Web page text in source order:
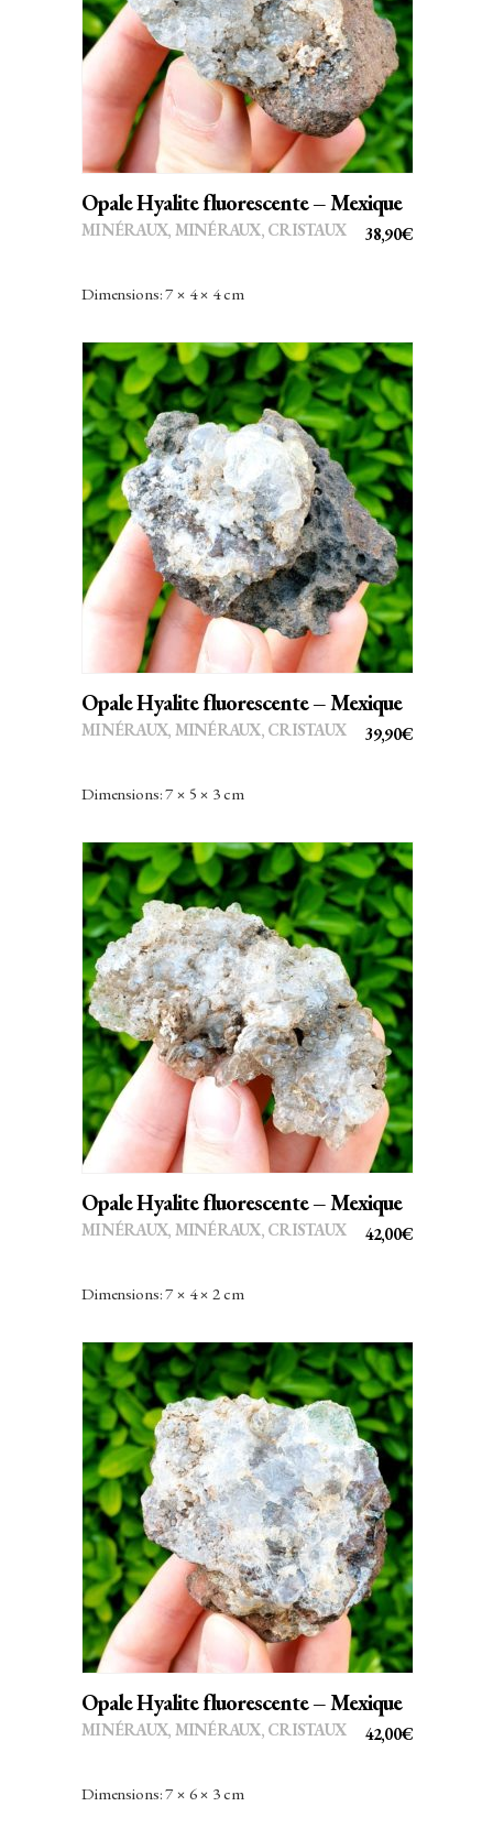
AJOUTER AU PANIER
Opale Hyalite fluorescente – Mexique
38,90€
MINÉRAUX, MINÉRAUX, CRISTAUX
Dimensions: 7 × 4 × 4 cm
AJOUTER AU PANIER
Opale Hyalite fluorescente – Mexique
39,90€
MINÉRAUX, MINÉRAUX, CRISTAUX
Dimensions: 7 × 5 × 3 cm
AJOUTER AU PANIER
Opale Hyalite fluorescente – Mexique
42,00€
MINÉRAUX, MINÉRAUX, CRISTAUX
Dimensions: 7 × 4 × 2 cm
AJOUTER AU PANIER
Opale Hyalite fluorescente – Mexique
42,00€
MINÉRAUX, MINÉRAUX, CRISTAUX
Dimensions: 7 × 6 × 3 cm